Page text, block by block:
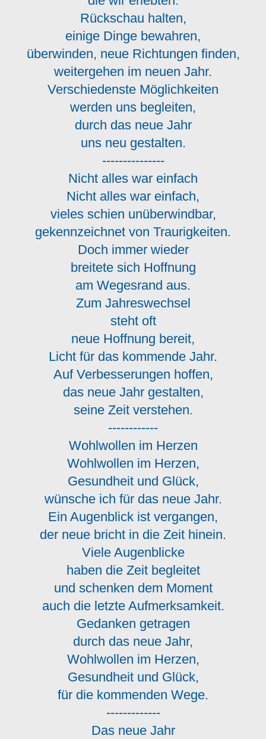
Rückschau halten,
einige Dinge bewahren,
überwinden, neue Richtungen finden,
weitergehen im neuen Jahr.
Verschiedenste Möglichkeiten
werden uns begleiten,
durch das neue Jahr
uns neu gestalten.
---------------
Nicht alles war einfach
Nicht alles war einfach,
vieles schien unüberwindbar,
gekennzeichnet von Traurigkeiten.
Doch immer wieder
breitete sich Hoffnung
am Wegesrand aus.
Zum Jahreswechsel
steht oft
neue Hoffnung bereit,
Licht für das kommende Jahr.
Auf Verbesserungen hoffen,
das neue Jahr gestalten,
seine Zeit verstehen.
------------
Wohlwollen im Herzen
Wohlwollen im Herzen,
Gesundheit und Glück,
wünsche ich für das neue Jahr.
Ein Augenblick ist vergangen,
der neue bricht in die Zeit hinein.
Viele Augenblicke
haben die Zeit begleitet
und schenken dem Moment
auch die letzte Aufmerksamkeit.
Gedanken getragen
durch das neue Jahr,
Wohlwollen im Herzen,
Gesundheit und Glück,
für die kommenden Wege.
-------------
Das neue Jahr